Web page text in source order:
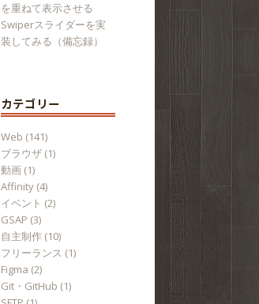
を重ねて表示させる
Swiperスライダーを実
装してみる（備忘録）
カテゴリー
Web (141)
ブラウザ (1)
動画 (1)
Affinity (4)
イベント (2)
GSAP (3)
自主制作 (10)
フリーランス (1)
Figma (2)
Git・GitHub (1)